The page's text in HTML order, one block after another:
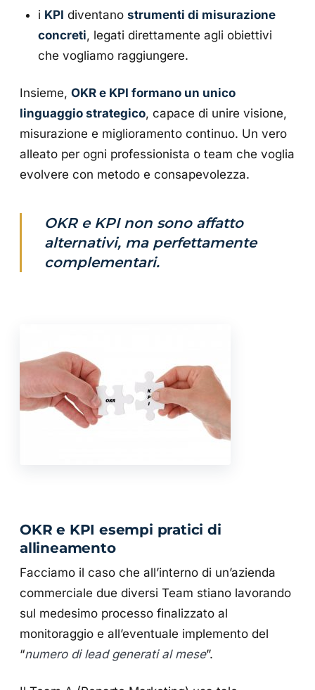
i KPI diventano strumenti di misurazione
concreti, legati direttamente agli obiettivi
che vogliamo raggiungere.
Insieme, OKR e KPI formano un unico
linguaggio strategico, capace di unire visione,
misurazione e miglioramento continuo. Un vero
alleato per ogni professionista o team che voglia
evolvere con metodo e consapevolezza.
OKR e KPI non sono affatto
alternativi, ma perfettamente
complementari.
OKR e KPI esempi pratici di
allineamento
Facciamo il caso che all’interno di un’azienda
commerciale due diversi Team stiano lavorando
sul medesimo processo finalizzato al
monitoraggio e all’eventuale implemento del
“numero di lead generati al mese”.